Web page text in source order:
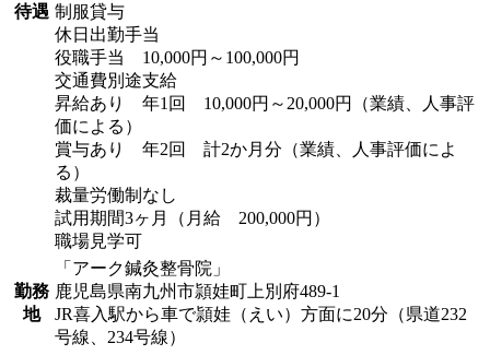
待遇 制服貸与
休日出勤手当
役職手当 10,000円～100,000円
交通費別途支給
昇給あり 年1回 10,000円～20,000円（業績、人事評
価による）
賞与あり 年2回 計2か月分（業績、人事評価によ
る）
裁量労働制なし
試用期間3ヶ月（月給 200,000円）
職場見学可
勤務
地
「アーク鍼灸整骨院」
鹿児島県南九州市頴娃町上別府489-1
JR喜入駅から車で頴娃（えい）方面に20分（県道232
号線、234号線）